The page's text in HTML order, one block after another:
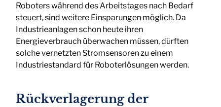
Roboters während des Arbeitstages nach Bedarf
steuert, sind weitere Einsparungen möglich. Da
Industrieanlagen schon heute ihren
Energieverbrauch überwachen müssen, dürften
solche vernetzten Stromsensoren zu einem
Industriestandard für Roboterlösungen werden.
Rückverlagerung der